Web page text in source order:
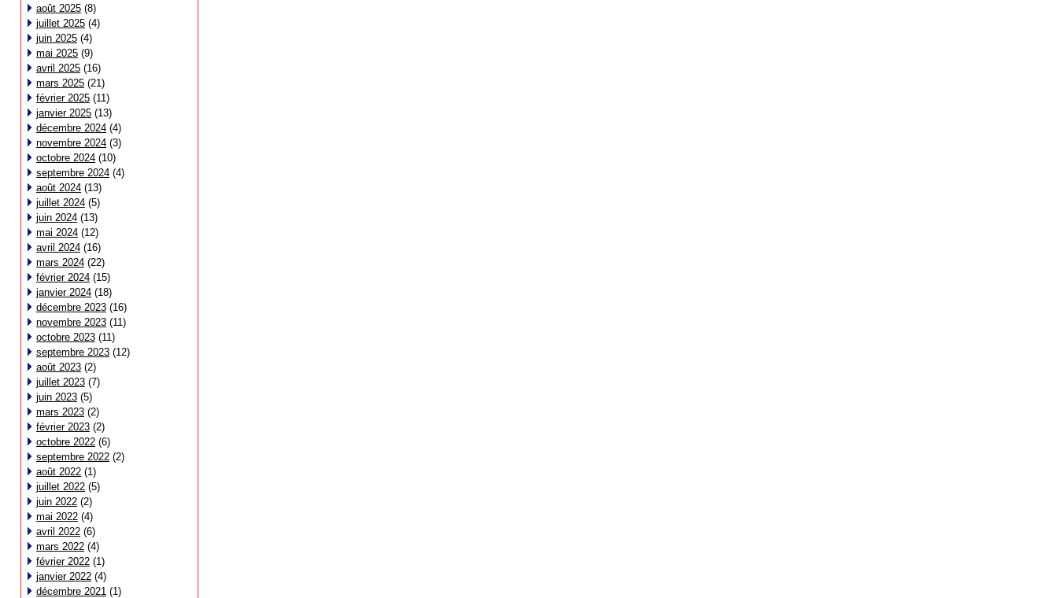
août 2025 (8)
juillet 2025 (4)
juin 2025 (4)
mai 2025 (9)
avril 2025 (16)
mars 2025 (21)
février 2025 (11)
janvier 2025 (13)
décembre 2024 (4)
novembre 2024 (3)
octobre 2024 (10)
septembre 2024 (4)
août 2024 (13)
juillet 2024 (5)
juin 2024 (13)
mai 2024 (12)
avril 2024 (16)
mars 2024 (22)
février 2024 (15)
janvier 2024 (18)
décembre 2023 (16)
novembre 2023 (11)
octobre 2023 (11)
septembre 2023 (12)
août 2023 (2)
juillet 2023 (7)
juin 2023 (5)
mars 2023 (2)
février 2023 (2)
octobre 2022 (6)
septembre 2022 (2)
août 2022 (1)
juillet 2022 (5)
juin 2022 (2)
mai 2022 (4)
avril 2022 (6)
mars 2022 (4)
février 2022 (1)
janvier 2022 (4)
décembre 2021 (1)